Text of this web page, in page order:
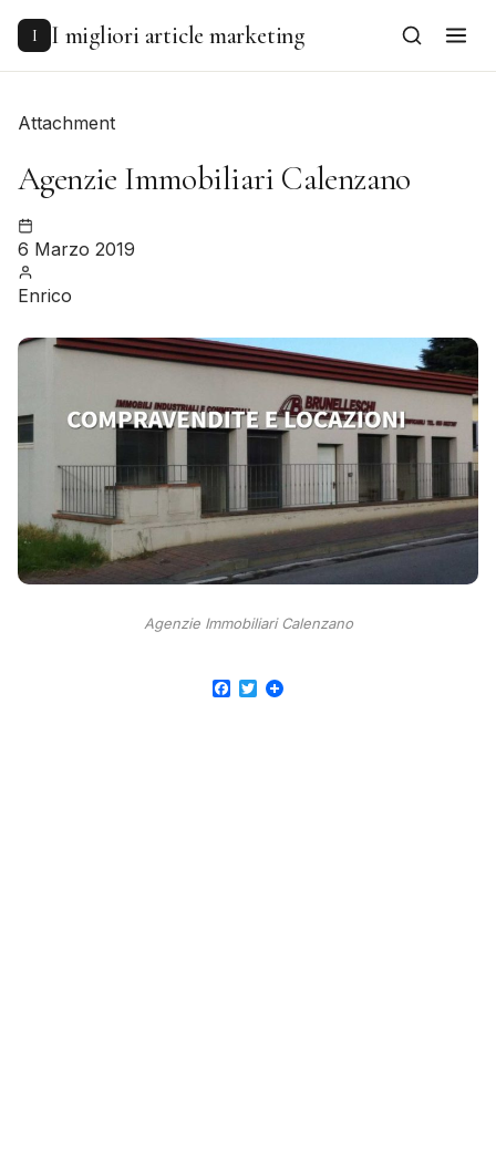
content
I I migliori article marketing
Attachment
Agenzie Immobiliari Calenzano
6 Marzo 2019
Enrico
Agenzie Immobiliari Calenzano
Facebook
Twitter